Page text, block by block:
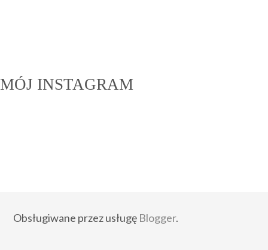
MÓJ INSTAGRAM
Obsługiwane przez usługę Blogger.